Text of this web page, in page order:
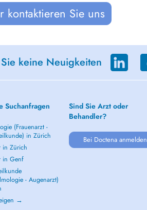
kontaktieren Sie uns
keine Neuigkeiten
Suchanfragen
(Frauenarzt -
in Zürich
in Zürich
in Genf
- Augenarzt)
→
Sind Sie Arzt oder
Behandler?
Bei Doctena anmelden